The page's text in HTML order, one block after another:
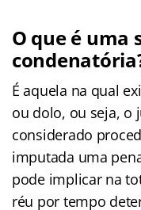
O que é uma
É aquela na qual
ou dolo, ou seja, o
considerado
imputada uma
pode implicar na
réu por tempo